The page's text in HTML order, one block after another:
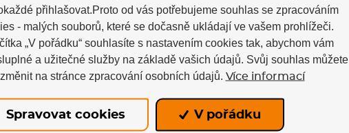
přihlašovat.Proto od vás potřebujeme souhlas se zpracováním
- malých souborů, které se dočasně ukládají ve vašem prohlížeči.
„V pořádku“ souhlasíte s nastavením cookies tak, abychom vám
a užitečné služby na základě vašich údajů. Svůj souhlas můžete
na stránce zpracování osobních údajů. Více informací
Spravovat cookies V pořádku